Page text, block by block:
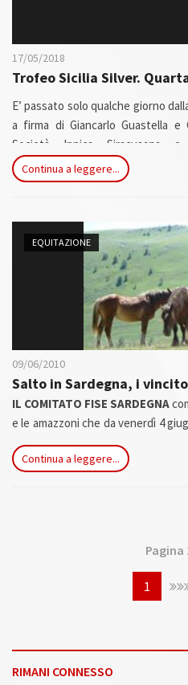
17/05/2018
Trofeo Sicilia Silver.
E’ passato solo qualche giorno
a firma di Giancarlo Guastella e
Società Ippica Siracusana
dell’equitazione siciliana va avanti
Continua a leggere...
EQUITAZIONE
09/06/2010
Salto in Sardegna, i
IL COMITATO FISE SARDEGNA
e le amazzoni che da venerdì 4
hanno calcato il campo gara in
Equitazione...
Continua a leggere...
Pagina
1
RIMANI CONNESSO